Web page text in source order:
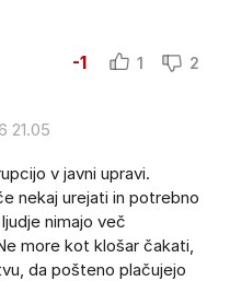
-1 1 2
21.05
v javni upravi.
nekaj urejati in potrebno
nimajo več
more kot klošar čakati,
da pošteno plačujejo